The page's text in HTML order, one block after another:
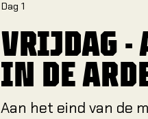
Dag 1
VRIJDAG -
IN DE
Aan het eind van de